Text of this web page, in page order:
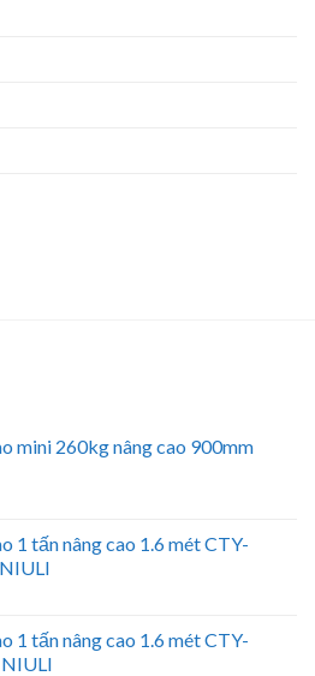
mini 260kg nâng cao 900mm
1 tấn nâng cao 1.6 mét CTY-
1 tấn nâng cao 1.6 mét CTY-